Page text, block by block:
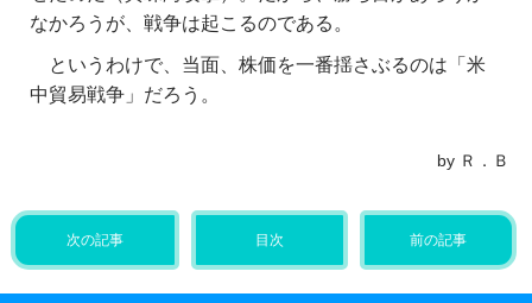
なかろうが、戦争は起こるのである。
というわけで、当面、株価を一番揺さぶるのは「米
中貿易戦争」だろう。
by Ｒ．Ｂ
次の記事 目次 前の記事